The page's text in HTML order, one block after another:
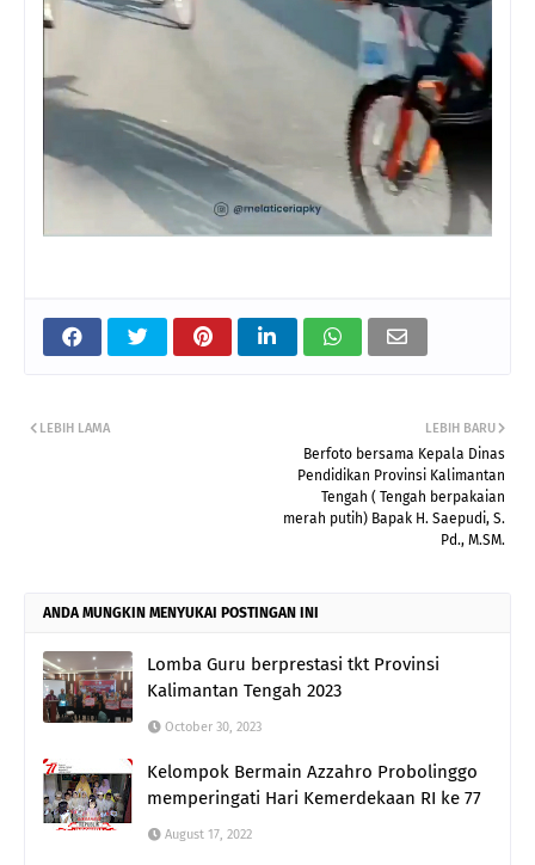
LEBIH BARU
Berfoto bersama Kepala Dinas
Pendidikan Provinsi Kalimantan
Tengah ( Tengah berpakaian
merah putih) Bapak H. Saepudi, S.
Pd., M.SM.
LEBIH LAMA
ANDA MUNGKIN MENYUKAI POSTINGAN INI
Lomba Guru berprestasi tkt Provinsi
Kalimantan Tengah 2023
October 30, 2023
Kelompok Bermain Azzahro Probolinggo
memperingati Hari Kemerdekaan RI ke 77
August 17, 2022